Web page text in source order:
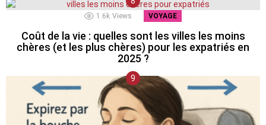
1.6k Views VOYAGE
Coût de la vie : quelles sont les villes les moins
chères (et les plus chères) pour les expatriés en
2025 ?